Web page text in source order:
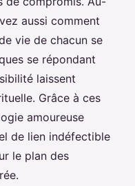
aussi comment
vie de chacun se
se répondant
laissent
Grâce à ces
amoureuse
de lien indéfectible
le plan des